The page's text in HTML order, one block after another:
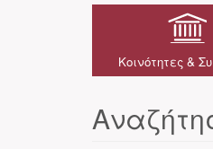
Κοινότητες &